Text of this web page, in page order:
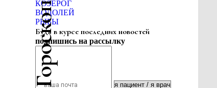
КОЗЕРОГ
ВОДОЛЕЙ
РЫБЫ
Будь в курсе последних новостей
подпишись на рассылку